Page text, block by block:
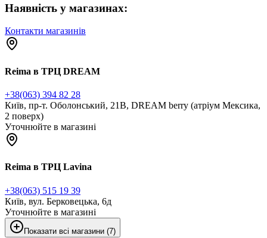
Наявність у магазинах:
Контакти магазинів
Reima в ТРЦ DREAM
+38(063) 394 82 28
Київ, пр-т. Оболонський, 21В, DREAM berry (атріум Мексика,
2 поверх)
Уточнюйте в магазині
Reima в ТРЦ Lavina
+38(063) 515 19 39
Київ, вул. Берковецька, 6д
Уточнюйте в магазині
Показати всі магазини (7)